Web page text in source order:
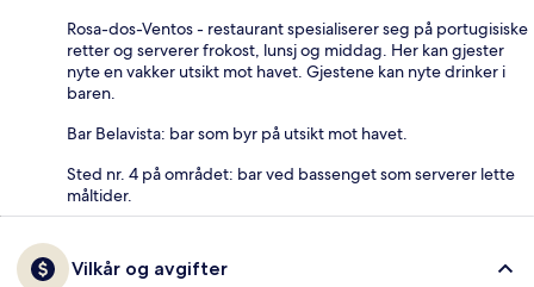
Rosa-dos-Ventos - restaurant spesialiserer seg på portugisiske
retter og serverer frokost, lunsj og middag. Her kan gjester
nyte en vakker utsikt mot havet. Gjestene kan nyte drinker i
baren.
Bar Belavista: bar som byr på utsikt mot havet.
Sted nr. 4 på området: bar ved bassenget som serverer lette
måltider.
Vilkår og avgifter